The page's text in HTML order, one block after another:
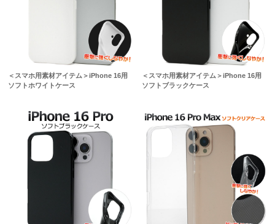
＜スマホ用素材アイテム＞iPhone 16用
ソフトホワイトケース
＜スマホ用素材アイテム＞iPhone 16用
ソフトブラックケース